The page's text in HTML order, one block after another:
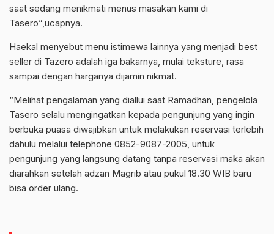
saat sedang menikmati menus masakan kami di
Tasero”,ucapnya.
Haekal menyebut menu istimewa lainnya yang menjadi best
seller di Tazero adalah iga bakarnya, mulai teksture, rasa
sampai dengan harganya dijamin nikmat.
“Melihat pengalaman yang diallui saat Ramadhan, pengelola
Tasero selalu mengingatkan kepada pengunjung yang ingin
berbuka puasa diwajibkan untuk melakukan reservasi terlebih
dahulu melalui telephone 0852-9087-2005, untuk
pengunjung yang langsung datang tanpa reservasi maka akan
diarahkan setelah adzan Magrib atau pukul 18.30 WIB baru
bisa order ulang.